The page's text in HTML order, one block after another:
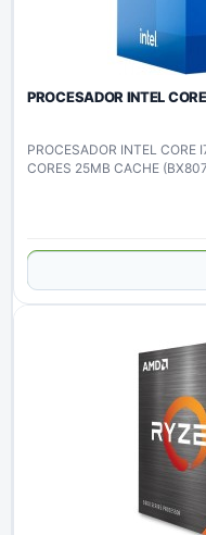
PROCESADOR INTEL
PROCESADOR INTEL CORE
CORES 25MB CACHE